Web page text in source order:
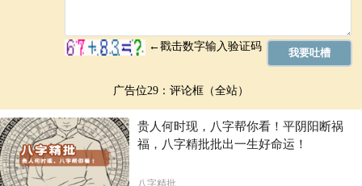
广告位29：评论框（全站）
贵人何时现，八字帮你看！平阴阳断祸
福，八字精批批出一生好命运！